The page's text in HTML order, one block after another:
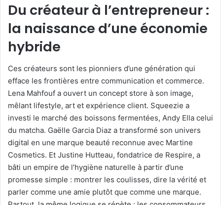
Du créateur à l’entrepreneur :
la naissance d’une économie
hybride
Ces créateurs sont les pionniers d’une génération qui
efface les frontières entre communication et commerce.
Lena Mahfouf a ouvert un concept store à son image,
mêlant lifestyle, art et expérience client. Squeezie a
investi le marché des boissons fermentées, Andy Ella celui
du matcha. Gaëlle Garcia Diaz a transformé son univers
digital en une marque beauté reconnue avec Martine
Cosmetics. Et Justine Hutteau, fondatrice de Respire, a
bâti un empire de l’hygiène naturelle à partir d’une
promesse simple : montrer les coulisses, dire la vérité et
parler comme une amie plutôt que comme une marque.